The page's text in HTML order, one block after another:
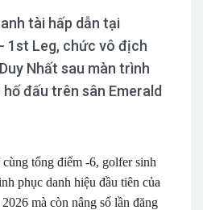
tài hấp dẫn tại
1st Leg, chức vô địch
Nhất sau màn trình
đấu trên sân Emerald
tổng điểm -6, golfer sinh
phục danh hiệu đầu tiên của
mà còn nâng số lần đăng